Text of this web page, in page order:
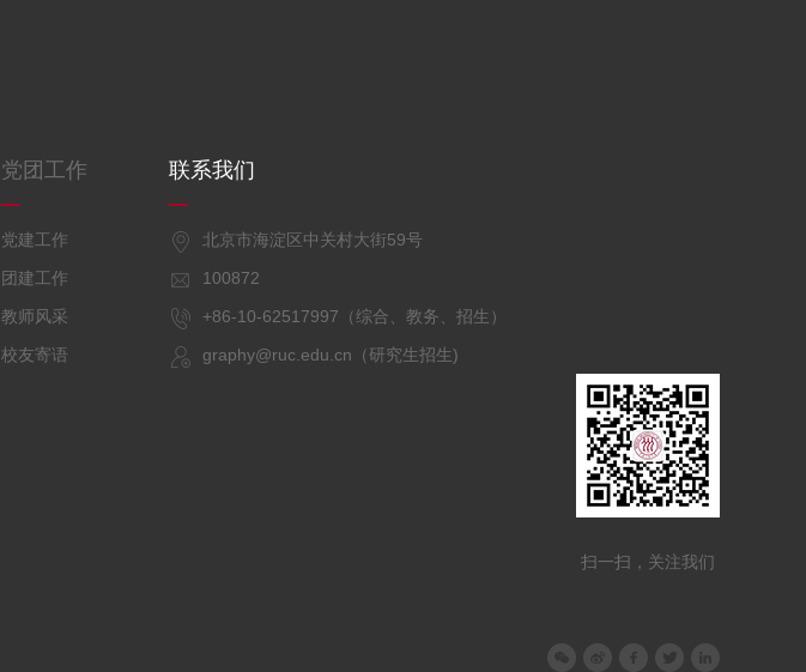
党团工作
党建工作
团建工作
教师风采
校友寄语
联系我们
北京市海淀区中关村大街59号
100872
+86-10-62517997（综合、教务、招生）
graphy@ruc.edu.cn（研究生招生)
扫一扫，关注我们